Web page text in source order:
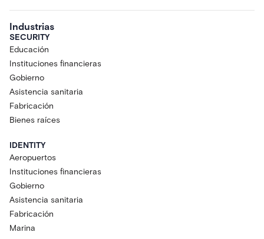
Industrias
SECURITY
Educación
Instituciones financieras
Gobierno
Asistencia sanitaria
Fabricación
Bienes raíces
IDENTITY
Aeropuertos
Instituciones financieras
Gobierno
Asistencia sanitaria
Fabricación
Marina